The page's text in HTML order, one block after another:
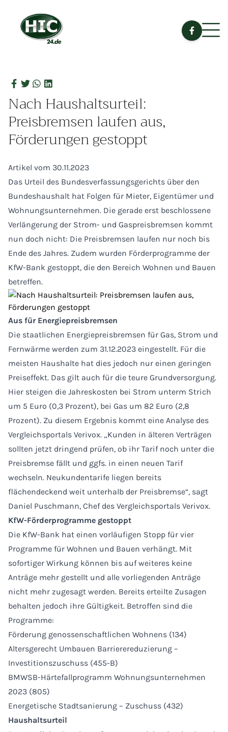
Nach Haushaltsurteil:
Preisbremsen laufen aus,
Förderungen gestoppt
Artikel vom 30.11.2023
Das Urteil des Bundesverfassungsgerichts über den
Bundeshaushalt hat Folgen für Mieter, Eigentümer und
Wohnungsunternehmen. Die gerade erst beschlossene
Verlängerung der Strom- und Gaspreisbremsen kommt
nun doch nicht: Die Preisbremsen laufen nur noch bis
Ende des Jahres. Zudem wurden Förderprogramme der
KfW-Bank gestoppt, die den Bereich Wohnen und Bauen
betreffen.
Aus für Energiepreisbremsen
Die staatlichen Energiepreisbremsen für Gas, Strom und
Fernwärme werden zum 31.12.2023 eingestellt. Für die
meisten Haushalte hat dies jedoch nur einen geringen
Preiseffekt. Das gilt auch für die teure Grundversorgung.
Hier steigen die Jahreskosten bei Strom unterm Strich
um 5 Euro (0,3 Prozent), bei Gas um 82 Euro (2,8
Prozent). Zu diesem Ergebnis kommt eine Analyse des
Vergleichsportals Verivox. „Kunden in älteren Verträgen
sollten jetzt dringend prüfen, ob ihr Tarif noch unter die
Preisbremse fällt und ggfs. in einen neuen Tarif
wechseln. Neukundentarife liegen bereits
flächendeckend weit unterhalb der Preisbremse“, sagt
Daniel Puschmann, Chef des Vergleichsportals Verivox.
KfW-Förderprogramme gestoppt
Die KfW-Bank hat einen vorläufigen Stopp für vier
Programme für Wohnen und Bauen verhängt. Mit
sofortiger Wirkung können bis auf weiteres keine
Anträge mehr gestellt und alle vorliegenden Anträge
nicht mehr zugesagt werden. Bereits erteilte Zusagen
behalten jedoch ihre Gültigkeit. Betroffen sind die
Programme:
Förderung genossenschaftlichen Wohnens (134)
Altersgerecht Umbauen Barrierereduzierung –
Investitionszuschuss (455-B)
BMWSB-Härtefallprogramm Wohnungsunternehmen
2023 (805)
Energetische Stadtsanierung – Zuschuss (432)
Haushaltsurteil